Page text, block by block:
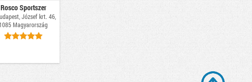
Rosco Sportszer
József krt. 46,
Magyarország